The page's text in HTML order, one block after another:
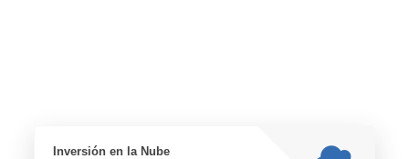
Inversión en la Nube